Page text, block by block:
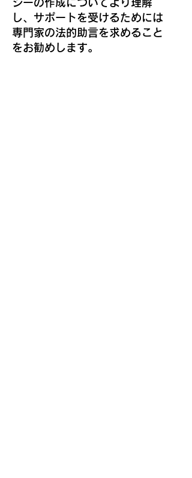
シーの作成についてより理解
し、サポートを受けるためには
専門家の法的助言を求めること
をお勧めします。